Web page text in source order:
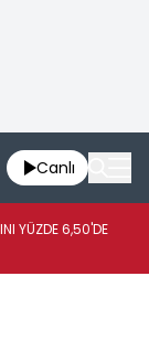
Canlı
YÜZDE 6,50'DE